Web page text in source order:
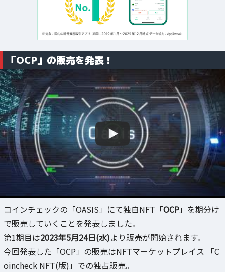
「OCP」の販売を発表！
コインチェックの「OASIS」にて独自NFT「OCP」を期分け
で販売していくことを発表しました。
第1期目は2023年5月24日(水)より販売が開始されます。
今回発表した「OCP」の販売はNFTマーケットプレイス 「C
oincheck NFT(版)」での独占販売。